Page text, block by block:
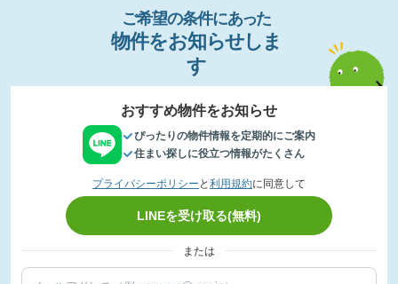
ご希望の条件にあった
物件をお知らせし ま
す
おすすめ物件をお知らせ
ぴったりの物件情報を定期的にご案内
住まい探しに役立つ情報がたくさん
プライバシーポリシー と 利用規約に同意して
LINEを受け取る(無料)
または